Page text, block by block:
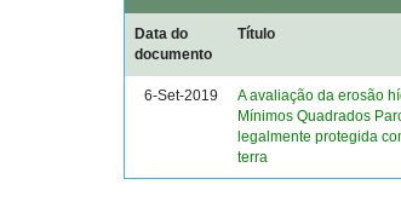
Data do
documento
Título
6-Set-2019
A avaliação da erosão
Mínimos Quadrados
legalmente protegida
terra